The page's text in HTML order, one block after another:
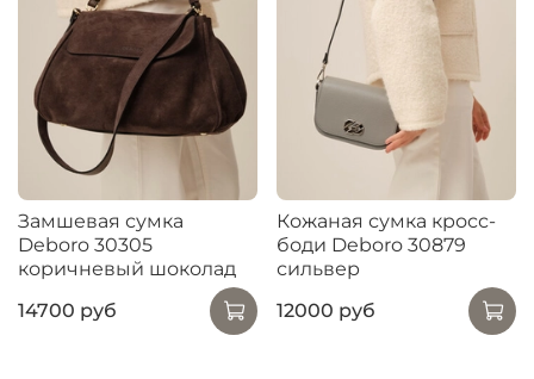
Замшевая сумка
Deboro 30305
коричневый шоколад
14700 руб
Кожаная сумка кросс-
боди Deboro 30879
сильвер
12000 руб